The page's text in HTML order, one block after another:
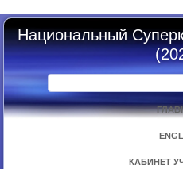
Национальный
КАБИНЕТ